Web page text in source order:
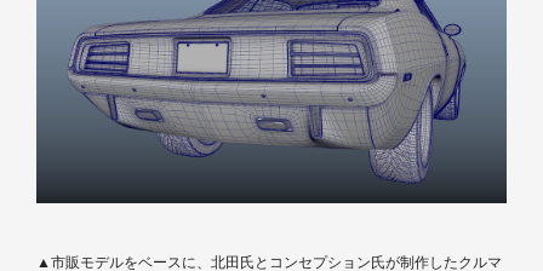
▲市販モデルをベースに、北田氏とコンセプション氏が制作したクルマ